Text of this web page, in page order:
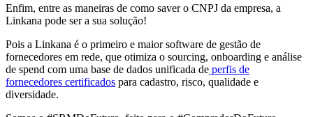
Enfim, entre as maneiras de como saver o CNPJ da empresa, a
Linkana pode ser a sua solução!
Pois a Linkana é o primeiro e maior software de gestão de
fornecedores em rede, que otimiza o sourcing, onboarding e análise
de spend com uma base de dados unificada de perfis de
fornecedores certificados para cadastro, risco, qualidade e
diversidade.